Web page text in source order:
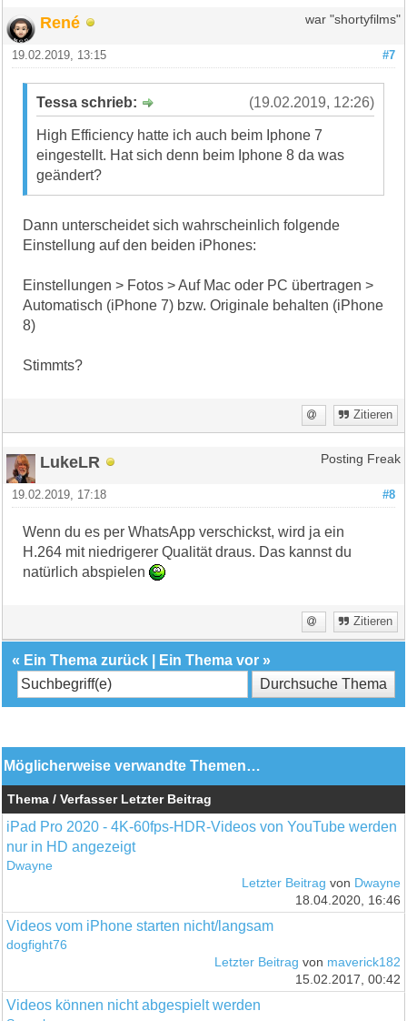
René war "shortyfilms"
#7
19.02.2019, 13:15
(19.02.2019, 12:26)
Tessa schrieb:
High Efficiency hatte ich auch beim Iphone 7
eingestellt. Hat sich denn beim Iphone 8 da was
geändert?
Dann unterscheidet sich wahrscheinlich folgende
Einstellung auf den beiden iPhones:
Einstellungen > Fotos > Auf Mac oder PC übertragen >
Automatisch (iPhone 7) bzw. Originale behalten (iPhone
8)
Stimmts?
Zitieren
LukeLR Posting Freak
#8
19.02.2019, 17:18
Wenn du es per WhatsApp verschickst, wird ja ein
H.264 mit niedrigerer Qualität draus. Das kannst du
natürlich abspielen
Zitieren
« Ein Thema zurück Ein Thema vor »
Möglicherweise verwandte Themen…
Thema / Verfasser Letzter Beitrag
iPad Pro 2020 - 4K-60fps-HDR-Videos von YouTube werden
nur in HD angezeigt
Dwayne
Letzter Beitrag von Dwayne
18.04.2020, 16:46
Videos vom iPhone starten nicht/langsam
dogfight76
Letzter Beitrag von maverick182
15.02.2017, 00:42
Videos können nicht abgespielt werden